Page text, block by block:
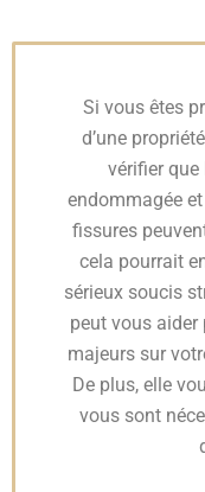
Si vous êtes
d’une
vérifier
endommagée
fissures
cela pourrait
sérieux soucis
peut vous
majeurs sur
De plus, elle
vous sont